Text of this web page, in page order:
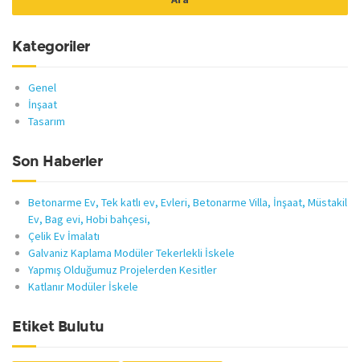
Kategoriler
Genel
İnşaat
Tasarım
Son Haberler
Betonarme Ev, Tek katlı ev, Evleri, Betonarme Villa, İnşaat, Müstakil
Ev, Bag evi, Hobi bahçesi,
Çelik Ev İmalatı
Galvaniz Kaplama Modüler Tekerlekli İskele
Yapmış Olduğumuz Projelerden Kesitler
Katlanır Modüler İskele
Etiket Bulutu